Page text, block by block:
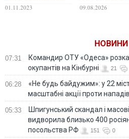
зоні Туреччини
01.11.2023
глава МЗС
09.08.2026
НОВИНИ
07:31
Командир ОТУ «Одеса»
окупантів на Кінбурні
21
06:28
«Не будь байдужим»: у 22
масштабні акції проти
05:33
Шпигунський скандал і
видворила близько 400
посольства РФ
151 0